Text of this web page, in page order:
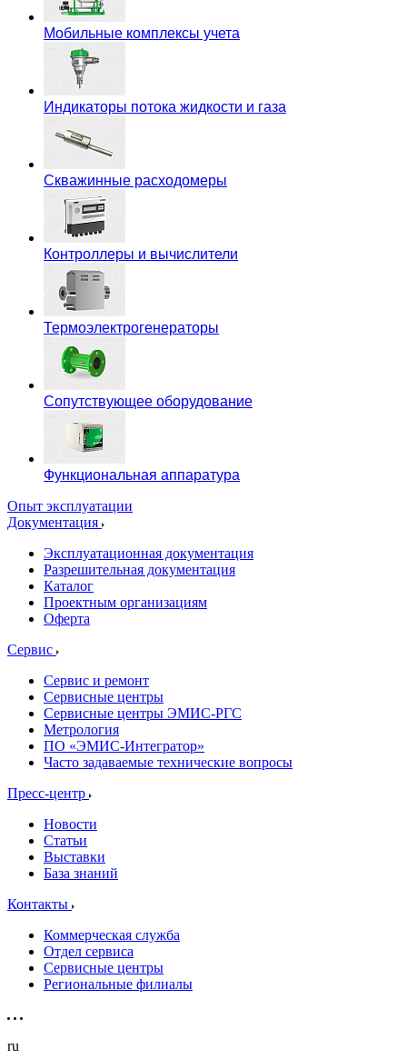
Мобильные комплексы учета
Индикаторы потока жидкости и газа
Скважинные расходомеры
Контроллеры и вычислители
Термоэлектрогенераторы
Сопутствующее оборудование
Функциональная аппаратура
Опыт эксплуатации
Документация
Эксплуатационная документация
Разрешительная документация
Каталог
Проектным организациям
Оферта
Сервис
Сервис и ремонт
Сервисные центры
Сервисные центры ЭМИС-РГС
Метрология
ПО «ЭМИС-Интегратор»
Часто задаваемые технические вопросы
Пресс-центр
Новости
Статьи
Выставки
База знаний
Контакты
Коммерческая служба
Отдел сервиса
Сервисные центры
Региональные филиалы
ru